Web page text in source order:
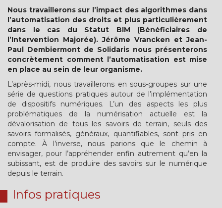
Nous travaillerons sur l’impact des algorithmes dans
l’automatisation des droits et plus particulièrement
dans le cas du Statut BIM (Bénéficiaires de
l’Intervention Majorée). Jérôme Vrancken et Jean-
Paul Dembiermont de Solidaris nous présenterons
concrètement comment l’automatisation est mise
en place au sein de leur organisme.
L’après-midi, nous travaillerons en sous-groupes sur une
série de questions pratiques autour de l’implémentation
de dispositifs numériques. L’un des aspects les plus
problématiques de la numérisation actuelle est la
dévalorisation de tous les savoirs de terrain, seuls des
savoirs formalisés, généraux, quantifiables, sont pris en
compte. À l’inverse, nous parions que le chemin à
envisager, pour l’appréhender enfin autrement qu’en la
subissant, est de produire des savoirs sur le numérique
depuis le terrain.
Infos pratiques